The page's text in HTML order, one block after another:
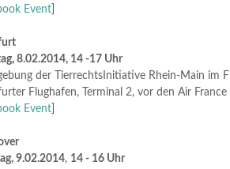
Event]
8.02.2014, 14 -17 Uhr
der TierrechtsInitiative Rhein-Main im
Flughafen, Terminal 2, vor den Air France
Event]
9.02.2014, 14 - 16 Uhr